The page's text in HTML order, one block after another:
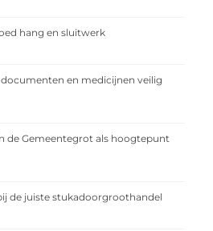
hang en sluitwerk
en medicijnen veilig
de Gemeentegrot als hoogtepunt
de juiste stukadoorgroothandel